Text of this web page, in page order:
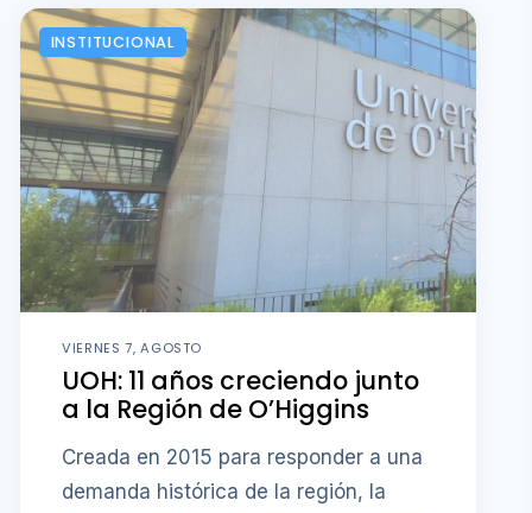
INSTITUCIONAL
VIERNES 7, AGOSTO
UOH: 11 años creciendo junto
a la Región de O’Higgins
Creada en 2015 para responder a una
demanda histórica de la región, la